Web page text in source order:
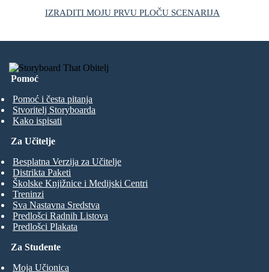
IZRADITI MOJU PRVU PLOČU SCENARIJA
Pomoć
Pomoć i česta pitanja
Stvoritelj Storyboarda
Kako ispisati
Za Studente
Moja Učionica
Za Učitelje
Besplatna Verzija za Učitelje
Distrikta Paketi
Školske Knjižnice i Medijski Centri
Treninzi
Sva Nastavna Sredstva
Predlošci Radnih Listova
Predlošci Plakata